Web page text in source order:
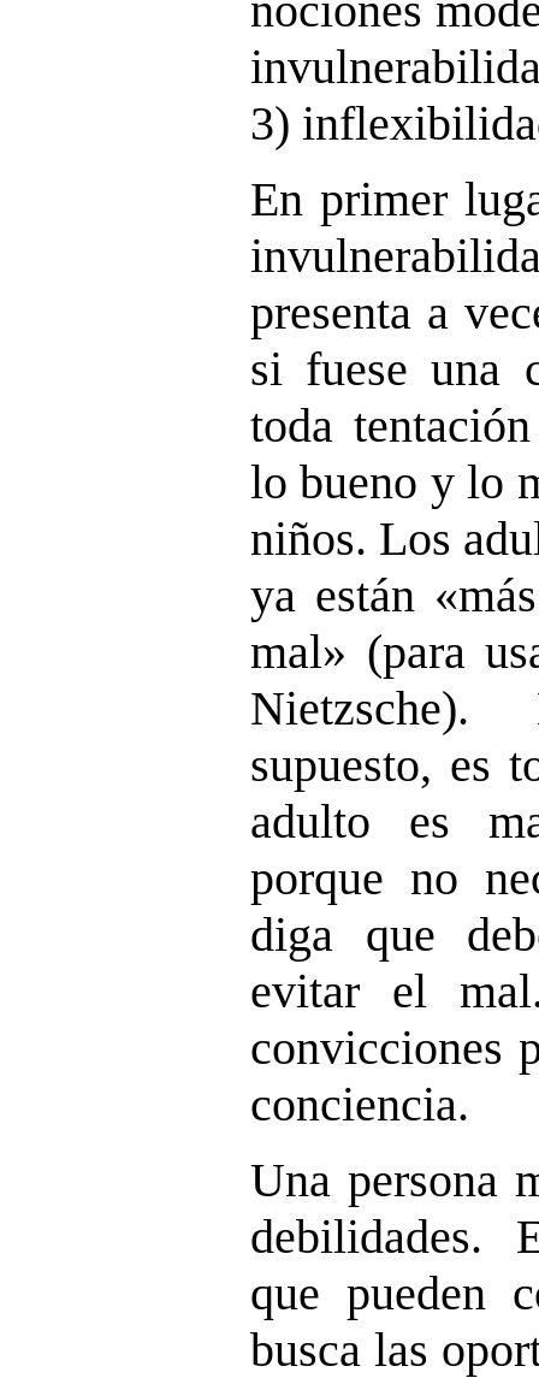
3)
En primer
presenta a
si fuese una
toda
lo bueno y lo
niños. Los
ya están
mal» (para
supuesto, es
adulto es
porque no
diga que
evitar el
convicciones
conciencia.
Una persona
debilidades.
que pueden
busca las